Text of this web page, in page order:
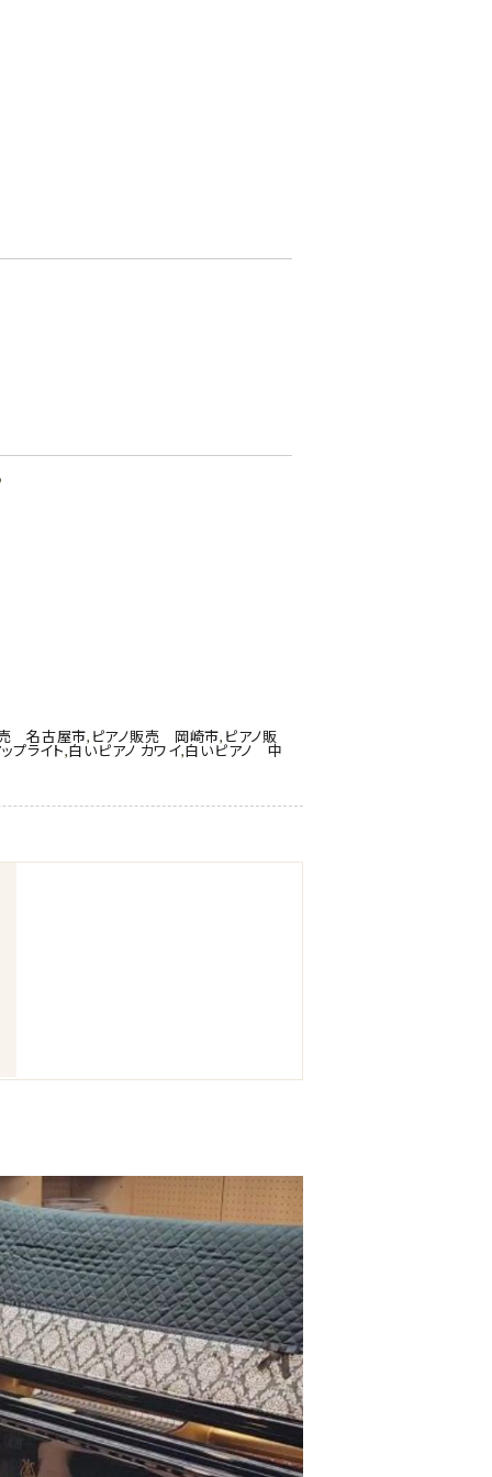
売 名古屋市, ピアノ販売 岡崎市, ピアノ販
プライト,白いピアノ カワイ,白いピアノ 中